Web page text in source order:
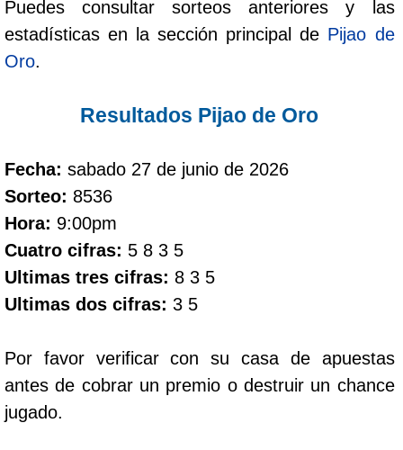
Dorado Mañana
Fantástica Día
Fantástica Noche
Motilon Tarde
Motilon Noche
Paisita Día
Puedes consultar sorteos anteriores y las
estadísticas en la sección principal de Pijao de
Oro.
Resultados Pijao de Oro
Fecha: sabado 27 de junio de 2026
Sorteo: 8536
Hora: 9:00pm
Cuatro cifras: 5 8 3 5
Ultimas tres cifras: 8 3 5
Ultimas dos cifras: 3 5
Por favor verificar con su casa de apuestas
antes de cobrar un premio o destruir un chance
jugado.